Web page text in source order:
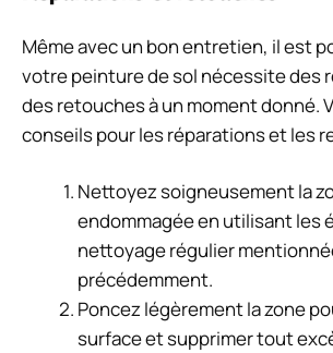
Même avec un bon entretien, il est
votre peinture de sol nécessite des
des retouches à un moment donné.
conseils pour les réparations et les
Nettoyez soigneusement la
endommagée en utilisant les
nettoyage régulier
précédemment.
Poncez légèrement la zone
surface et supprimer tout